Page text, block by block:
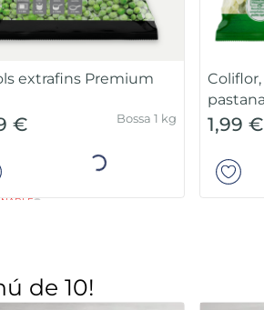
trossejada
€ Bossa 600g 1,99 €
de 10!